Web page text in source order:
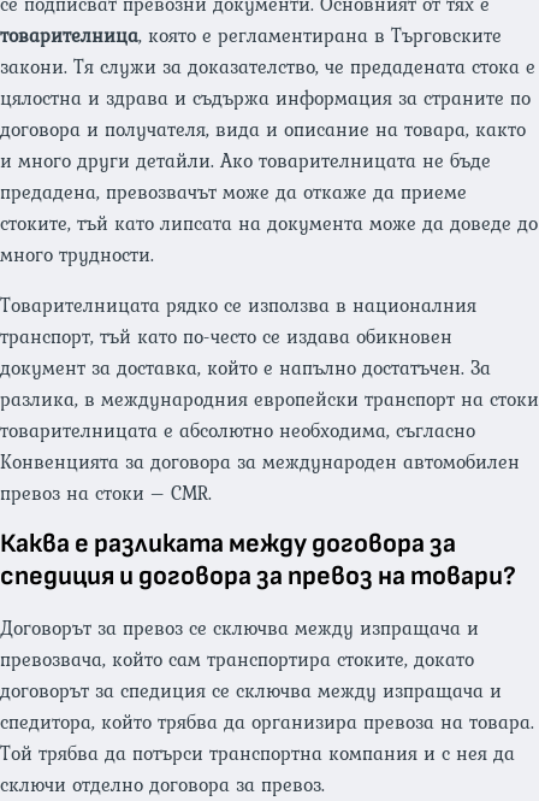
товарителница, която е регламентирана в Търговските
закони. Тя служи за доказателство, че предадената стока е
цялостна и здрава и съдържа информация за страните по
договора и получателя, вида и описание на товара, както
и много други детайли. Ако товарителницата не бъде
предадена, превозвачът може да откаже да приеме
стоките, тъй като липсата на документа може да доведе до
много трудности.
Товарителницата рядко се използва в националния
транспорт, тъй като по-често се издава обикновен
документ за доставка, който е напълно достатъчен. За
разлика, в международния европейски транспорт на стоки
товарителницата е абсолютно необходима, съгласно
Конвенцията за договора за международен автомобилен
превоз на стоки – CMR.
Каква е разликата между договора за
спедиция и договора за превоз на товари?
Договорът за превоз се сключва между изпращача и
превозвача, който сам транспортира стоките, докато
договорът за спедиция се сключва между изпращача и
спедитора, който трябва да организира превоза на товара.
Той трябва да потърси транспортна компания и с нея да
сключи отделно договора за превоз.